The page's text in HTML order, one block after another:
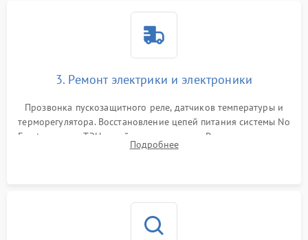
3. Ремонт электрики и электроники
Прозвонка пускозащитного реле, датчиков температуры и
терморегулятора. Восстановление цепей питания системы No
Frost, включая ТЭН оттайки и вентилятор. Ремонт или замена
платы управления при сбоях алгоритмов.
Подробнее